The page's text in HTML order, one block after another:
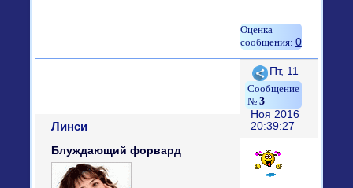
0
Поделиться
3
Пт, 11
Ноя 2016
20:39:27
Линси
Блуждающий форвард